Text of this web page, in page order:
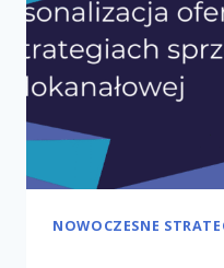
NOWOCZESNE